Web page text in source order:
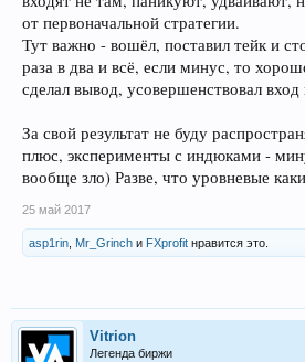
от первоначальной стратегии.
Тут важно - вошёл, поставил тейк и
раза в два и всё, если минус, то
сделал вывод, усовершенствовал
За свой результат не буду
плюс, эксперименты с индюками -
вообще зло) Разве, что уровневые
25 май 2017
asp1rin Mr_Grinch и FXprofit нравится это.
Vitrion
Легенда биржи